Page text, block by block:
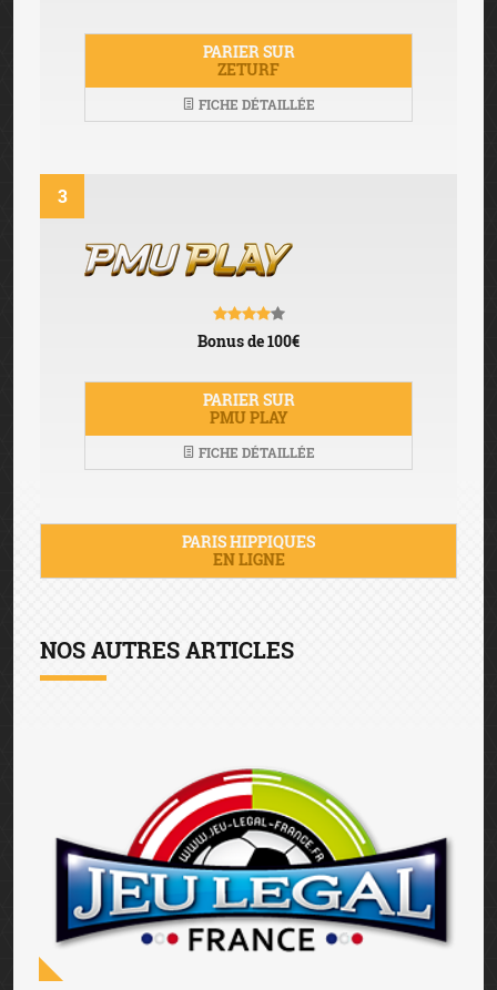
PARIER SUR
ZETURF
FICHE DÉTAILLÉE
3
Bonus de 100€
PARIER SUR
PMU PLAY
FICHE DÉTAILLÉE
PARIS HIPPIQUES
EN LIGNE
NOS AUTRES ARTICLES